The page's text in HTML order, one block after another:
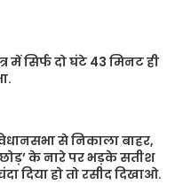
में सिर्फ दो घंटे 43 मिनट ही
से निकाला बाहर,
छोड़’ के नारे पर भड़के सतीश
दिया हो तो रसीद दिखाओ.